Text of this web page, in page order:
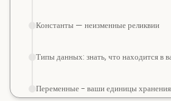
Константы — неизменные реликвии
Типы данных: знать, что находится в
Переменные - ваши единицы хранения